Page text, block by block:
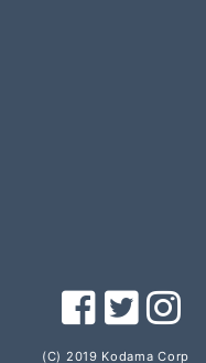
(C) 2019 Kodama Corp